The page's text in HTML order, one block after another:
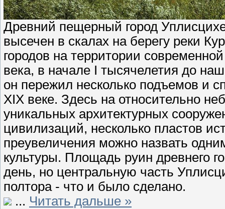
Древний пещерный город
высечен в скалах на берегу реки
городов на территории
века, в начале I тысячелетия до
он пережил несколько подъемов и
XIX веке. Здесь на относительно
уникальных архитектурных
цивилизаций, несколько пластов
преувеличения можно назвать
культуры. Площадь руин древнего
день, но центральную часть
полтора - что и было сделано.
... Читать дальше »